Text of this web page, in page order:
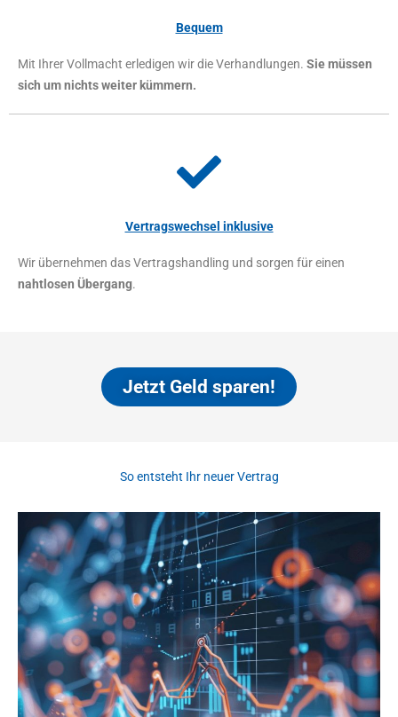
Bequem
Mit Ihrer Vollmacht erledigen wir die Verhandlungen. Sie müssen
sich um nichts weiter kümmern.
Vertragswechsel inklusive
Wir übernehmen das Vertragshandling und sorgen für einen
nahtlosen Übergang.
Jetzt Geld sparen!
So entsteht Ihr neuer Vertrag